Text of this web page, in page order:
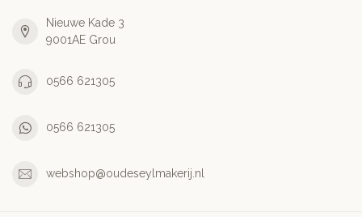
Nieuwe Kade 3
9001AE Grou
0566 621305
0566 621305
webshop@oudeseylmakerij.nl